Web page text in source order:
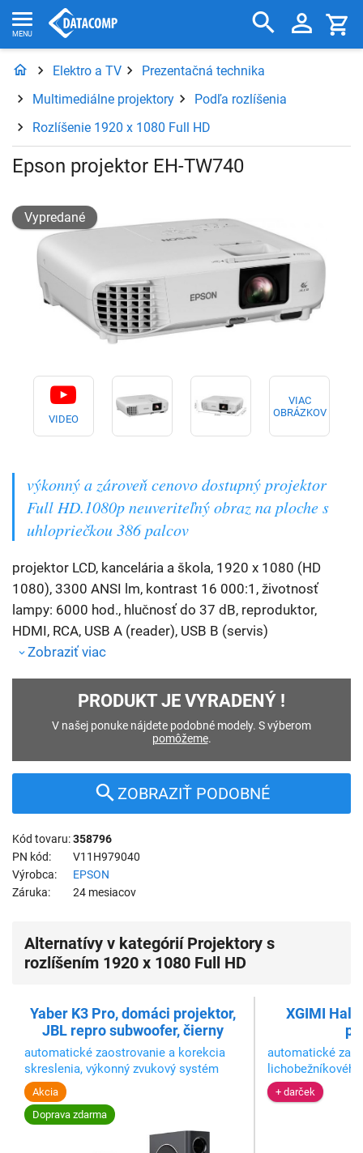
Elektro a TV
Prezentačná technika
Multimediálne projektory
Podľa rozlíšenia
Rozlíšenie 1920 x 1080 Full HD
Epson projektor EH-TW740
VIDEO
VIAC
OBRÁZKOV
Vypredané
výkonný a zároveň cenovo dostupný projektor
Full HD.1080p neuveriteľný obraz na ploche s
uhlopriečkou 386 palcov
projektor LCD, kancelária a škola, 1920 x 1080 (HD
1080), 3300 ANSI lm, kontrast 16 000:1, životnosť
lampy: 6000 hod., hlučnosť do 37 dB, reproduktor,
HDMI, RCA, USB A (reader), USB B (servis)
Zobraziť viac
PRODUKT JE VYRADENÝ !
V našej ponuke nájdete podobné modely. S výberom
pomôžeme.
ZOBRAZIŤ PODOBNÉ
Kód tovaru 358796
PN kód
V11H979040
Výrobca
EPSON
Záruka
24 mesiacov
Alternatívy v kategórií Projektory s
rozlíšením 1920 x 1080 Full HD
Yaber K3 Pro, domáci projektor,
JBL repro subwoofer, čierny
automatické zaostrovanie a korekcia
skreslenia, výkonný zvukový systém
JBL s podporou Dolby Audio
Akcia
Doprava zdarma
XGIMI
automatické
reproduktory
+ darček